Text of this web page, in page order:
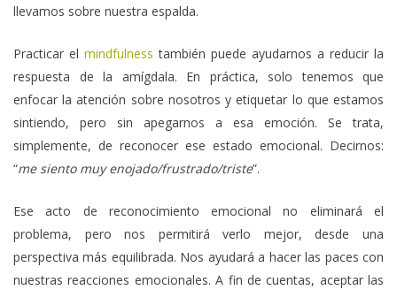
llevamos sobre nuestra espalda.
Practicar el mindfulness también puede ayudarnos a reducir la
respuesta de la amígdala. En práctica, solo tenemos que
enfocar la atención sobre nosotros y etiquetar lo que estamos
sintiendo, pero sin apegarnos a esa emoción. Se trata,
simplemente, de reconocer ese estado emocional. Decirnos:
“me siento muy enojado/frustrado/triste”.
Ese acto de reconocimiento emocional no eliminará el
problema, pero nos permitirá verlo mejor, desde una
perspectiva más equilibrada. Nos ayudará a hacer las paces con
nuestras reacciones emocionales. A fin de cuentas, aceptar las